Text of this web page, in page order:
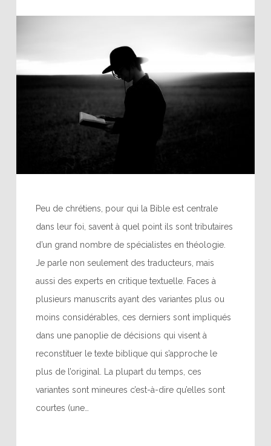
Peu de chrétiens, pour qui la Bible est centrale
dans leur foi, savent à quel point ils sont tributaires
d’un grand nombre de spécialistes en théologie.
Je parle non seulement des traducteurs, mais
aussi des experts en critique textuelle. Faces à
plusieurs manuscrits ayant des variantes plus ou
moins considérables, ces derniers sont impliqués
dans une panoplie de décisions qui visent à
reconstituer le texte biblique qui s’approche le
plus de l’original. La plupart du temps, ces
variantes sont mineures c’est-à-dire qu’elles sont
courtes (une…